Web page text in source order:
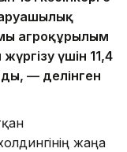
агроқұрылым
үшін 11,4
— делінген
жаңа